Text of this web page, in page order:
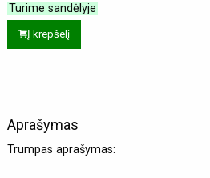
Turime sandėlyje
Į krepšelį
Aprašymas
Trumpas aprašymas: